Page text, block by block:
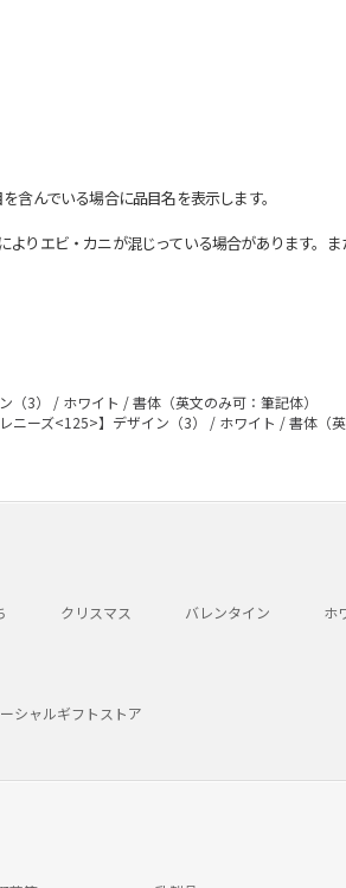
含んでいる場合に品目名を表示します。
エビ・カニが混じっている場合があります。
3） / ホワイト / 書体（英文のみ可：筆記体）
ニーズ<125>】デザイン（3） / ホワイト / 書体（英
クリスマス バレンタイン ホ
シャルギフトストア